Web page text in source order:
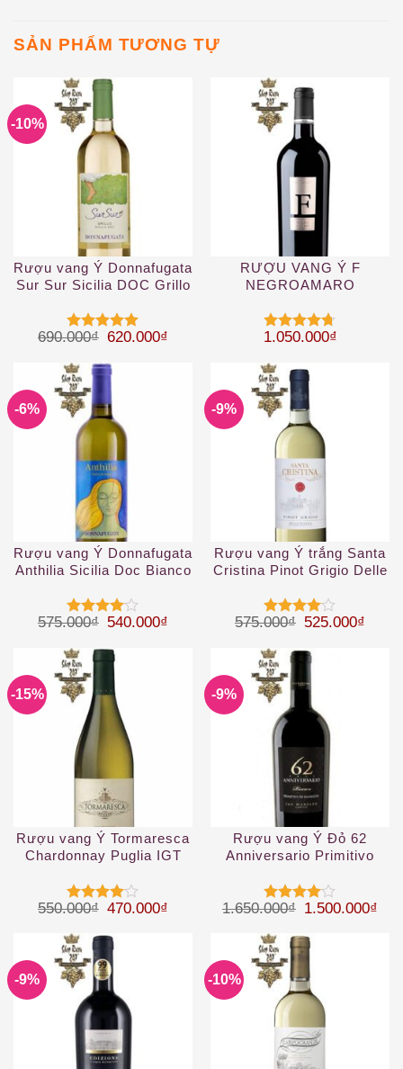
SẢN PHẨM TƯƠNG TỰ
-10%
Rượu vang Ý Donnafugata
Sur Sur Sicilia DOC Grillo
Được xếp
sao
690.000₫ Giá gốc là: 690.000₫.
620.000₫ Giá hiện tại là: 620.000₫.
RƯỢU VANG Ý F
NEGROAMARO
Được xếp
5 sao
1.050.000₫
-6%
Rượu vang Ý Donnafugata
Anthilia Sicilia Doc Bianco
Được
45 sao
575.000₫ Giá gốc là: 575.000₫.
540.000₫ Giá hiện tại là: 540.000₫.
-9%
Rượu vang Ý trắng Santa
Cristina Pinot Grigio Delle
Được
45 sao
575.000₫ Giá gốc là:
525.000₫
-15%
Rượu vang Ý Tormaresca
Chardonnay Puglia IGT
Được
45 sao
550.000₫ Giá gốc là: 550.000₫.
470.000₫ Giá hiện tại là: 470.000₫.
-9%
Rượu vang Ý Đỏ 62
Anniversario Primitivo
Được
45 sao
1.650.000₫ Giá gốc là:
1.500.000₫
-9% -10%